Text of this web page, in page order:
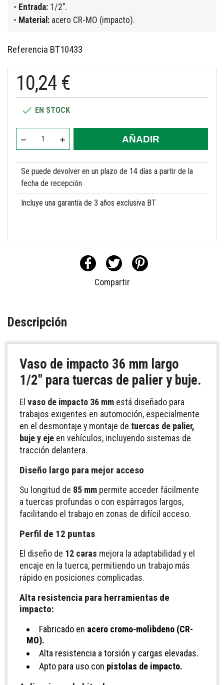
- Entrada: 1/2".
- Material: acero CR-MO (impacto).
Referencia BT10433
10,24 €
 EN STOCK
AÑADIR
Se puede devolver en un plazo de 14 días a partir de la
fecha de recepción
Incluye una garantía de 3 años exclusiva BT
Compartir
Descripción
Vaso de impacto 36 mm largo
1/2" para tuercas de palier y buje.
El vaso de impacto 36 mm está diseñado para
trabajos exigentes en automoción, especialmente
en el desmontaje y montaje de tuercas de palier,
buje y eje en vehículos, incluyendo sistemas de
tracción delantera.
Diseño largo para mejor acceso
Su longitud de 85 mm permite acceder fácilmente
a tuercas profundas o con espárragos largos,
facilitando el trabajo en zonas de difícil acceso.
Perfil de 12 puntas
El diseño de 12 caras mejora la adaptabilidad y el
encaje en la tuerca, permitiendo un trabajo más
rápido en posiciones complicadas.
Alta resistencia para herramientas de
impacto:
Fabricado en acero cromo-molibdeno (CR-
MO).
Alta resistencia a torsión y cargas elevadas.
Apto para uso con pistolas de impacto.